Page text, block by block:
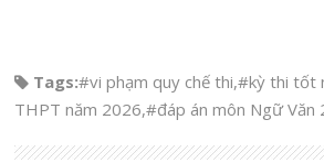
Tags:#vi phạm quy chế thi,#kỳ thi tốt
THPT năm 2026,#đáp án môn Ngữ Văn